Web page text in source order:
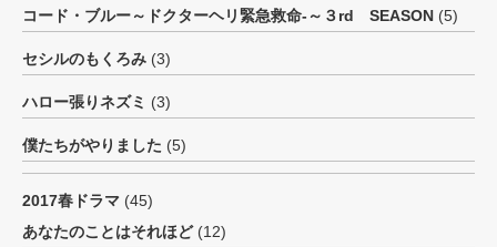
コード・ブルー～ドクターヘリ緊急救命-～３rd SEASON (5)
セシルのもくろみ (3)
ハロー張りネズミ (3)
僕たちがやりました (5)
2017春ドラマ (45)
あなたのことはそれほど(12)